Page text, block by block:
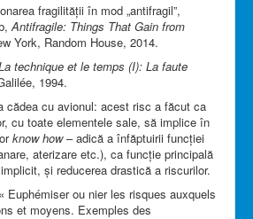
fragilității în mod „antifragil”,
Antifragile: Things That Gain from
York, Random House, 2014.
technique et le temps (I): La faute
1994.
cădea cu avionul: acest risc a făcut ca
cu toate elementele sale, să implice în
know how– adică a înfăptuirii funcției
aterizare etc.), ca funcție principală
și reducerea drastică a riscurilor.
Euphémiser ou nier les risques auxquels
et moyens. Exemples des